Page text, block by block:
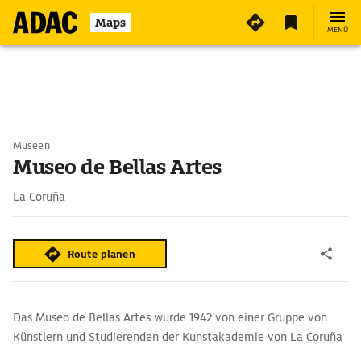
Maps MENÜ
Museen
Museo de Bellas Artes
La Coruña
Route planen
Das Museo de Bellas Artes wurde 1942 von einer Gruppe von
Künstlern und Studierenden der Kunstakademie von La Coruña